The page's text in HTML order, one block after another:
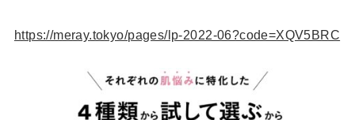
https://meray.tokyo/pages/lp-2022-06?code=XQV5BRC